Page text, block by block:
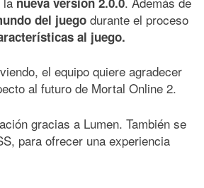
del juego durante el proceso
al juego.
el equipo quiere agradecer
al futuro de Mortal Online 2.
gracias a Lumen. También se
para ofrecer una experiencia